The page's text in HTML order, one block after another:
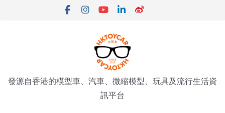
發源自香港的模型車、汽車、微縮模型、玩具及流行生活資
訊平台